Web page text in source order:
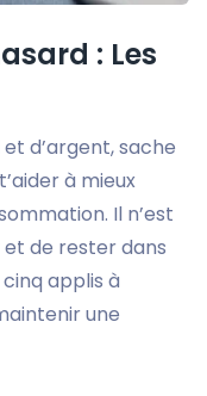
: Les
d’argent, sache
à mieux
Il n’est
de rester dans
applis à
une